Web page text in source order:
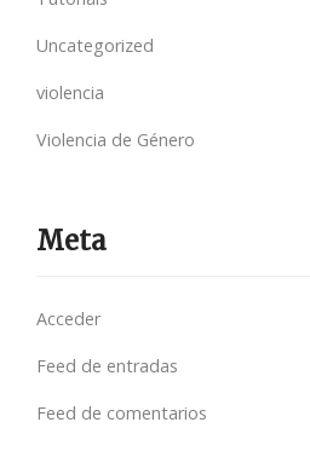
Uncategorized
violencia
Violencia de Género
Meta
Acceder
Feed de entradas
Feed de comentarios